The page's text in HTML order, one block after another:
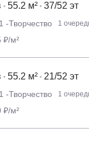
55.2 м² 37/52 эт
-Творчество 1
₽/м²
55.2 м² 21/52 эт
-Творчество 1
₽/м²